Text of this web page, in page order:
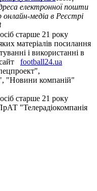
електронної пошти
медіа в Реєстрі
старше 21 року
матеріалів посилання
і використанні в
football24.ua
"Новини компаній"
старше 21 року
"Телерадіокомпанія